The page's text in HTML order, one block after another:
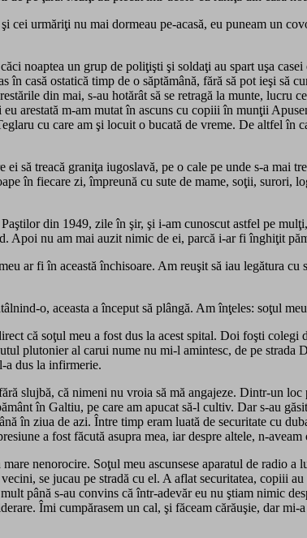
cei urmăriţi nu mai dormeau pe-acasă, eu puneam un
noaptea un grup de poliţişti şi soldaţi au spart uşa
în casă ostatică timp de o săptămână, fără să pot ieşi
din mai, s-au hotărât să se retragă la munte, lucru
arestată m-am mutat în ascuns cu copiii în munţii
cu care am şi locuit o bucată de vreme. De altfel
ei să treacă graniţa iugoslavă, pe o cale pe unde s-a
în fiecare zi, împreună cu sute de mame, soţii,
din 1949, zile în şir, şi i-am cunoscut astfel pe
Apoi nu am mai auzit nimic de ei, parcă i-ar fi înghiţit
ar fi în această închisoare. Am reuşit să iau legătura
o, aceasta a început să plângă. Am înţeles: soţul
că soţul meu a fost dus la acest spital. Doi foşti
plutonier al carui nume nu mi-l amintesc, de pe
a dus la infirmerie.
slujbă, că nimeni nu vroia să mă angajeze. Dintr-un
în Galtiu, pe care am apucat să-l cultiv. Dar s-au
în ziua de azi. Între timp eram luată de securitate cu
a fost făcută asupra mea, iar despre altele, n-
nenorocire. Soţul meu ascunsese aparatul de
se jucau pe stradă cu el. A aflat securitatea, copiii
până s-au convins că într-adevăr eu nu ştiam nimic
Îmi cumpărasem un cal, şi făceam cărăuşie, dar